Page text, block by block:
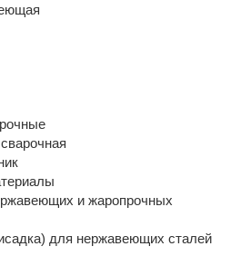
и жаропрочных
для нержавеющих сталей